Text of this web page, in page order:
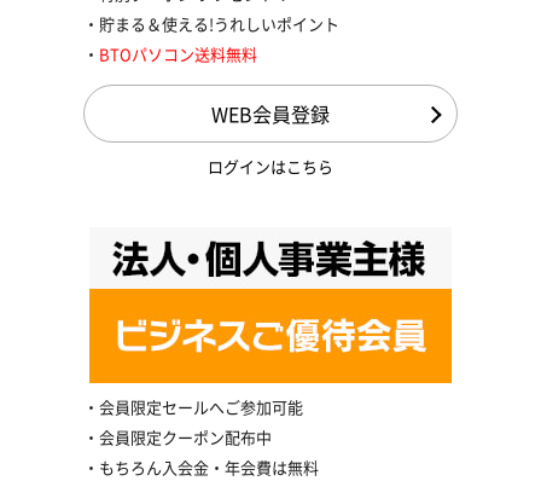
貯まる＆使える!うれしいポイント
BTOパソコン送料無料
WEB会員登録
ログインはこちら
会員限定セールへご参加可能
会員限定クーポン配布中
もちろん入会金・年会費は無料